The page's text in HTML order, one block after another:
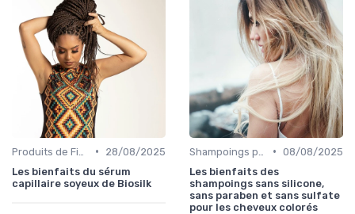
•
28/08/2025
Les bienfaits du sérum
capillaire soyeux de Biosilk
• 08/08/2025
Les bienfaits des
shampoings sans silicone,
sans paraben et sans sulfate
pour les cheveux colorés